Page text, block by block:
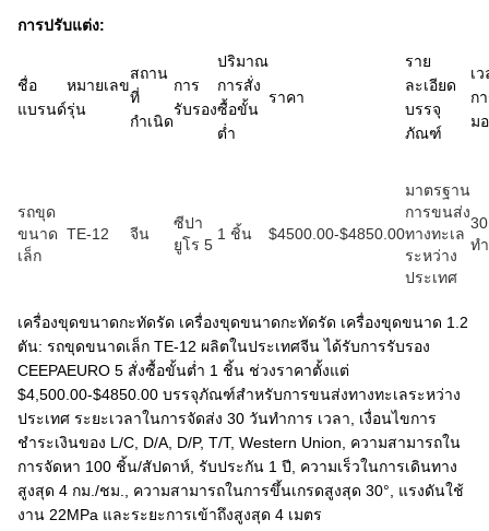
การปรับแต่ง:
ชื่อ
แบรนด์
หมายเลข
รุ่น
สถาน
ที่
กำเนิด
การ
รับรอง
ปริมาณ
การสั่ง
ซื้อขั้น
ต่ำ
ราคา
ราย
ละเอียด
บรรจุ
ภัณฑ์
เ
ก
ม
รถขุด
ขนาด
เล็ก
TE-12 จีน
ซีปา
ยูโร 5
1 ชิ้น $4500.00-$4850.00
มาตรฐาน
การขนส่ง
ทางทะเล
ระหว่าง
ประเทศ
ท
เครื่องขุดขนาดกะทัดรัด เครื่องขุดขนาดกะทัดรัด เครื่องขุดขนาด 1.2
ตัน: รถขุดขนาดเล็ก TE-12 ผลิตในประเทศจีน ได้รับการรับรอง
CEEPAEURO 5 สั่งซื้อขั้นต่ำ 1 ชิ้น ช่วงราคาตั้งแต่
$4,500.00-$4850.00 บรรจุภัณฑ์สำหรับการขนส่งทางทะเลระหว่าง
ประเทศ ระยะเวลาในการจัดส่ง 30 วันทำการ เวลา, เงื่อนไขการ
ชำระเงินของ L/C, D/A, D/P, T/T, Western Union, ความสามารถใน
การจัดหา 100 ชิ้น/สัปดาห์, รับประกัน 1 ปี, ความเร็วในการเดินทาง
สูงสุด 4 กม./ชม., ความสามารถในการขึ้นเกรดสูงสุด 30°, แรงดันใช้
งาน 22MPa และระยะการเข้าถึงสูงสุด 4 เมตร